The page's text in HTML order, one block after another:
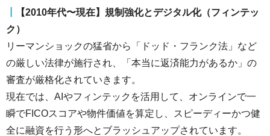
【2010年代〜現在】規制強化とデジタル化（フィンテッ
ク）
リーマンショックの猛省から「ドッド・フランク法」など
の厳しい法律が施行され、「本当に返済能力があるか」の
審査が厳格化されていきます。
現在では、AIやフィンテックを活用して、オンラインで一
瞬でFICOスコアや物件価値を算定し、スピーディーかつ健
全に融資を行う形へとブラッシュアップされています。